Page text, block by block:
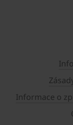
Informace o